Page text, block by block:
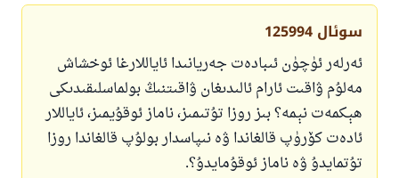
سوئال 125994
ئەرلەر ئۈچۈن ئىبادەت جەريانىدا ئاياللارغا ئوخشاش
مەلۇم ۋاقىت ئارام ئالىدىغان ۋاقىتنىڭ بولماسلىقىدىكى
ھېكمەت نېمە؟ بىز روزا تۇتىمىز، ناماز ئوقۇيمىز، ئاياللار
ئادەت كۆرۈپ قالغاندا ۋە نىپاسدار بولۇپ قالغاندا روزا
تۇتمايدۇ ۋە ناماز ئوقۇمايدۇ؟.